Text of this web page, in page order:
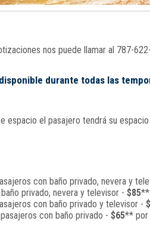
nos puede llamar al 787-
durante todas las
espacio el pasajero tendrá su
con baño privado, nevera y
privado, nevera y televisor - $85**
con baño privado y televisor -
con baño privado - $65** por